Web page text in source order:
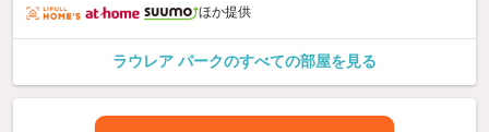
ほか提供
ラウレア パークのすべての部屋を見る